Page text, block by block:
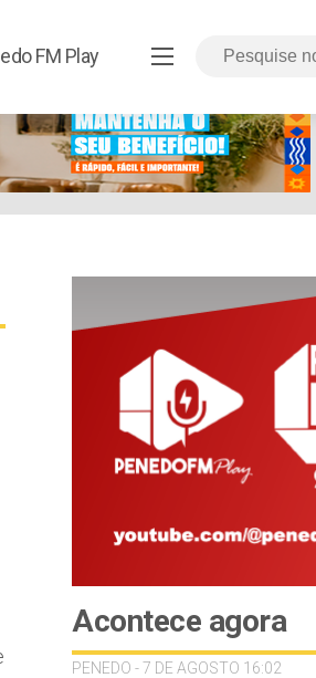
FM Play
Acontece agora
PENEDO - 7 DE AGOSTO 16:02